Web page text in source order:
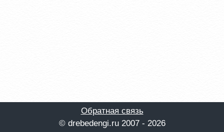
Обратная связь
© drebedengi.ru 2007 - 2026